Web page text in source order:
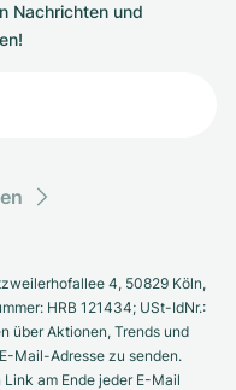
Nachrichten und
4, 50829 Köln,
HRB 121434; USt-IdNr.:
über Aktionen, Trends und
Mail-Adresse zu senden.
am Ende jeder E-Mail